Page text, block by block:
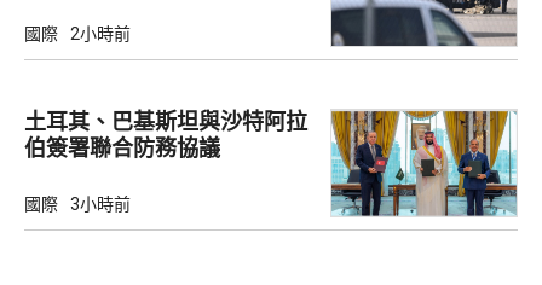
國際 2小時前
土耳其、巴基斯坦與沙特阿拉
伯簽署聯合防務協議
國際 3小時前